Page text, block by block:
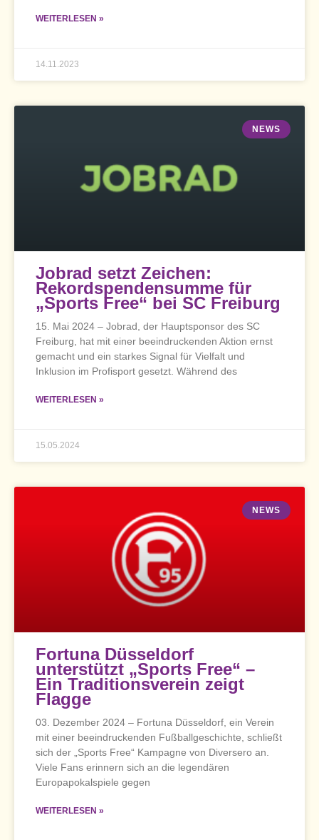
WEITERLESEN »
14.11.2023
NEWS
Jobrad setzt Zeichen:
Rekordspendensumme für
„Sports Free“ bei SC Freiburg
15. Mai 2024 – Jobrad, der Hauptsponsor des SC
Freiburg, hat mit einer beeindruckenden Aktion ernst
gemacht und ein starkes Signal für Vielfalt und
Inklusion im Profisport gesetzt. Während des
WEITERLESEN »
15.05.2024
NEWS
Fortuna Düsseldorf
unterstützt „Sports Free“ –
Ein Traditionsverein zeigt
Flagge
03. Dezember 2024 – Fortuna Düsseldorf, ein Verein
mit einer beeindruckenden Fußballgeschichte, schließt
sich der „Sports Free“ Kampagne von Diversero an.
Viele Fans erinnern sich an die legendären
Europapokalspiele gegen
WEITERLESEN »